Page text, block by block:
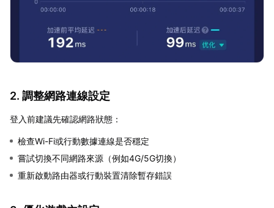
2. 調整網路連線設定
登入前建議先確認網路狀態：
檢查Wi-Fi或行動數據連線是否穩定
嘗試切換不同網路來源（例如4G/5G切換）
重新啟動路由器或行動裝置清除暫存錯誤